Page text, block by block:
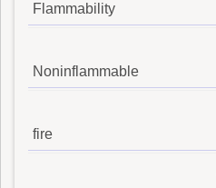
Flammability
Noninflammable
fire